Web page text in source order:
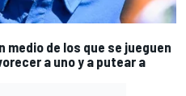
medio de los que se jueguen
a uno y a putear a